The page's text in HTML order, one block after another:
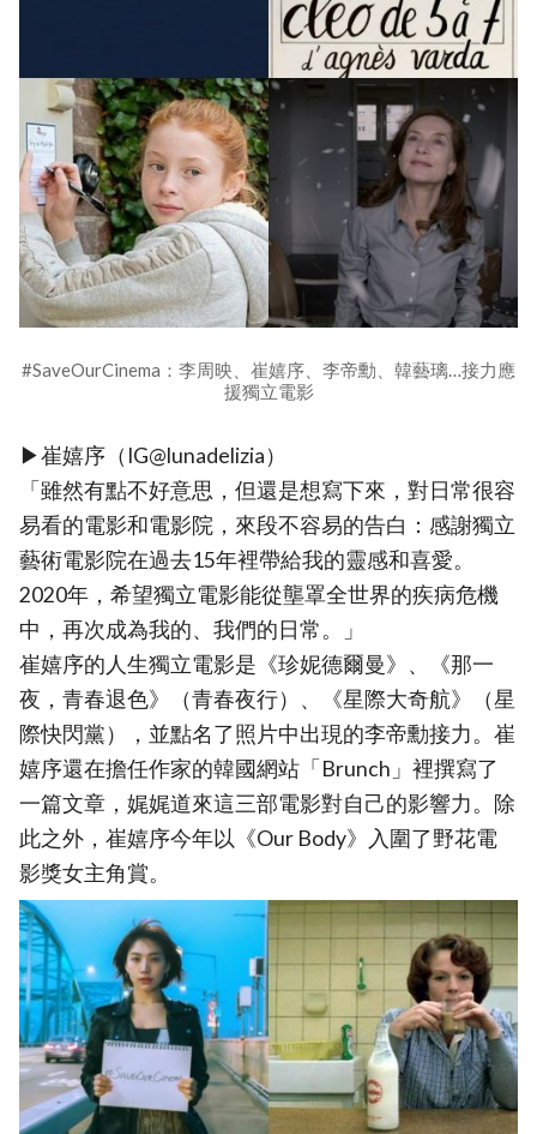
#SaveOurCinema：李周映、崔嬉序、李帝勳、韓藝璃…接力應
援獨立電影
▶崔嬉序（IG@lunadelizia）
「雖然有點不好意思，但還是想寫下來，對日常很容
易看的電影和電影院，來段不容易的告白：感謝獨立
藝術電影院在過去15年裡帶給我的靈感和喜愛。
2020年，希望獨立電影能從壟罩全世界的疾病危機
中，再次成為我的、我們的日常。」
崔嬉序的人生獨立電影是《珍妮德爾曼》、《那一
夜，青春退色》（青春夜行）、《星際大奇航》（星
際快閃黨），並點名了照片中出現的李帝勳接力。崔
嬉序還在擔任作家的韓國網站「Brunch」裡撰寫了
一篇文章，娓娓道來這三部電影對自己的影響力。除
此之外，崔嬉序今年以《Our Body》入圍了野花電
影獎女主角賞。